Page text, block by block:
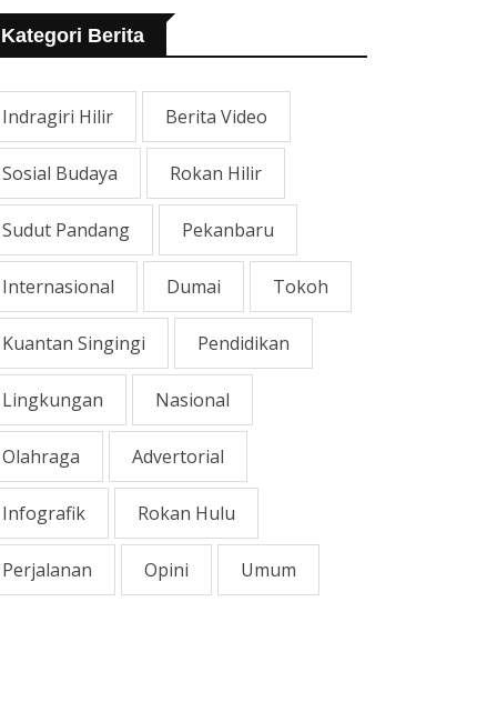
Rusak
Kategori Berita
Indragiri Hilir Berita Video
Sosial Budaya Rokan Hilir
Sudut Pandang Pekanbaru
Internasional Dumai Tokoh
Kuantan Singingi Pendidikan
Lingkungan Nasional
Olahraga Advertorial
Infografik Rokan Hulu
Perjalanan Opini Umum